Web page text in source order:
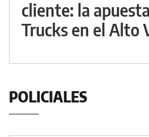
cliente: la
Trucks en el Alto
POLICIALES